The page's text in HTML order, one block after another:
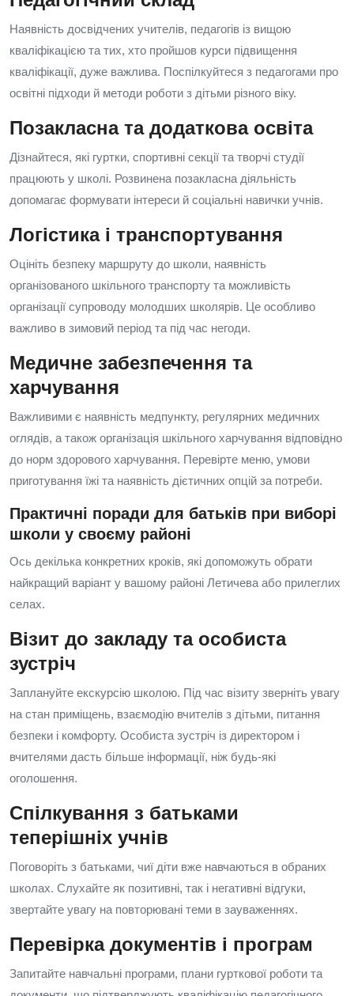
Наявність досвідчених учителів, педагогів із вищою
кваліфікацією та тих, хто пройшов курси підвищення
кваліфікації, дуже важлива. Поспілкуйтеся з педагогами про
освітні підходи й методи роботи з дітьми різного віку.
Позакласна та додаткова освіта
Дізнайтеся, які гуртки, спортивні секції та творчі студії
працюють у школі. Розвинена позакласна діяльність
допомагає формувати інтереси й соціальні навички учнів.
Логістика і транспортування
Оцініть безпеку маршруту до школи, наявність
організованого шкільного транспорту та можливість
організації супроводу молодших школярів. Це особливо
важливо в зимовий період та під час негоди.
Медичне забезпечення та
харчування
Важливими є наявність медпункту, регулярних медичних
оглядів, а також організація шкільного харчування відповідно
до норм здорового харчування. Перевірте меню, умови
приготування їжі та наявність дієтичних опцій за потреби.
Практичні поради для батьків при виборі
школи у своєму районі
Ось декілька конкретних кроків, які допоможуть обрати
найкращий варіант у вашому районі Летичева або прилеглих
селах.
Візит до закладу та особиста
зустріч
Заплануйте екскурсію школою. Під час візиту зверніть увагу
на стан приміщень, взаємодію вчителів з дітьми, питання
безпеки і комфорту. Особиста зустріч із директором і
вчителями дасть більше інформації, ніж будь-які
оголошення.
Спілкування з батьками
теперішніх учнів
Поговоріть з батьками, чиї діти вже навчаються в обраних
школах. Слухайте як позитивні, так і негативні відгуки,
звертайте увагу на повторювані теми в зауваженнях.
Перевірка документів і програм
Запитайте навчальні програми, плани гурткової роботи та